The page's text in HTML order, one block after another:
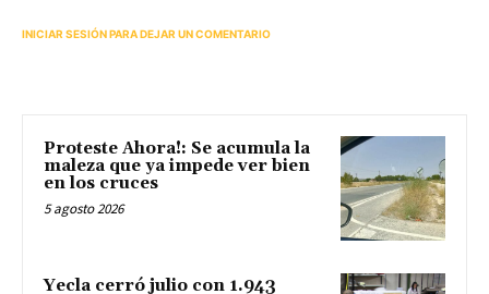
INICIAR SESIÓN PARA DEJAR UN COMENTARIO
Proteste Ahora!: Se acumula la
maleza que ya impede ver bien
en los cruces
5 agosto 2026
Yecla cerró julio con 1.943